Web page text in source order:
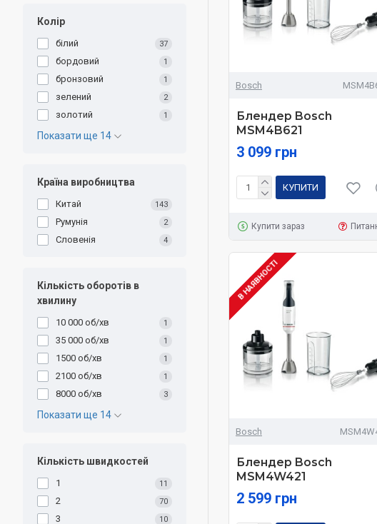
Колір
білий 37
бордовий 1
бронзовий 1
зелений 2
золотий 1
Показати ще 14
Країна виробництва
Китай 143
Румунія 2
Словенія 4
Кількість оборотів в
хвилину
10 000 об/хв 1
35 000 об/хв 1
1500 об/хв 1
2100 об/хв 1
8000 об/хв 3
Показати ще 14
Кількість швидкостей
1 11
2 70
3 10
Bosch
Блендер Bosch
MSM4B621
3 099 грн
КУПИТИ
Купити зараз
В НАЯВНОСТІ
Bosch
Блендер Bosch
MSM4W421
2 599 грн